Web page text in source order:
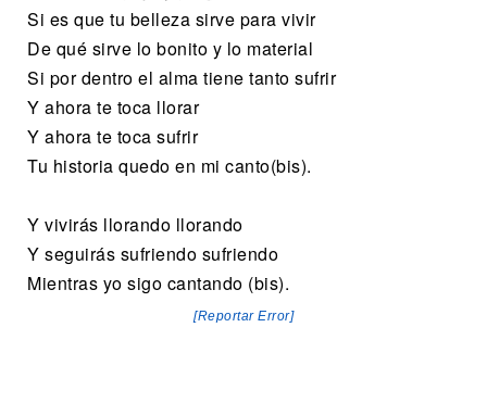
Si es que tu belleza sirve para vivir
De qué sirve lo bonito y lo material
Si por dentro el alma tiene tanto sufrir
Y ahora te toca llorar
Y ahora te toca sufrir
Tu historia quedo en mi canto(bis).
Y vivirás llorando llorando
Y seguirás sufriendo sufriendo
Mientras yo sigo cantando (bis).
[Reportar Error]